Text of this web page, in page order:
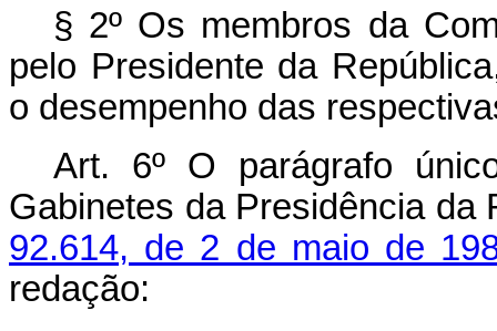
§ 2º Os membros da
pelo Presidente da
o desempenho das
Art. 6º O parágrafo
Gabinetes da Presidência
92.614, de 2 de maio de
redação: